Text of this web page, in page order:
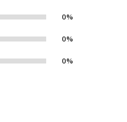
0%
0%
0%